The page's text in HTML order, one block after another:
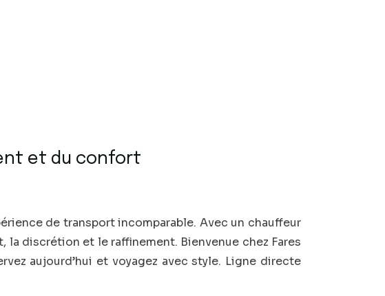
et du confort
de transport incomparable. Avec un chauffeur
discrétion et le raffinement. Bienvenue chez Fares
aujourd’hui et voyagez avec style. Ligne directe